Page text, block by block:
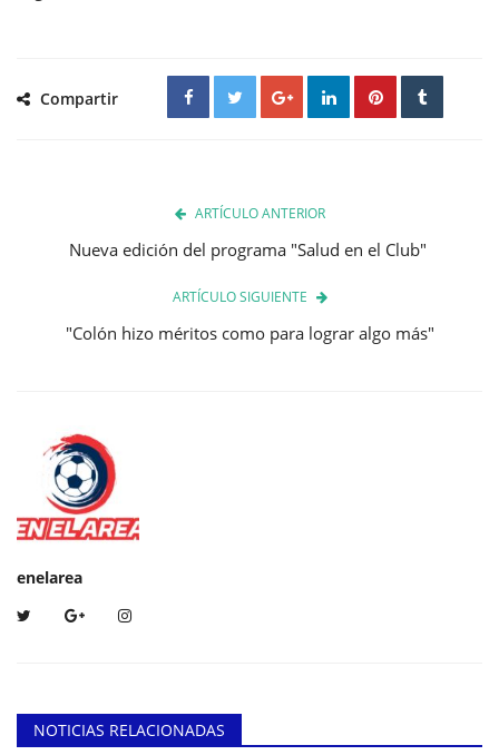
Compartir
ARTÍCULO ANTERIOR
Nueva edición del programa "Salud en el Club"
ARTÍCULO SIGUIENTE
"Colón hizo méritos como para lograr algo más"
enelarea
NOTICIAS RELACIONADAS